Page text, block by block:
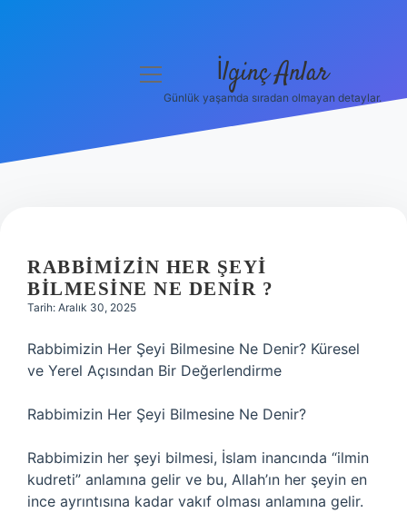
Hakkımızda
menüyü
İlginç Anlar
Günlük yaşamda sıradan olmayan detaylar.
RABBIMIZIN HER ŞEYI
BILMESINE NE DENIR ?
Tarih: Aralık 30, 2025
Rabbimizin Her Şeyi Bilmesine Ne Denir? Küresel
ve Yerel Açısından Bir Değerlendirme
Rabbimizin Her Şeyi Bilmesine Ne Denir?
Rabbimizin her şeyi bilmesi, İslam inancında “ilmin
kudreti” anlamına gelir ve bu, Allah’ın her şeyin en
ince ayrıntısına kadar vakıf olması anlamına gelir.